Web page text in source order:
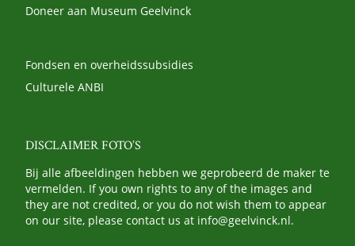
Doneer aan Museum Geelvinck
Fondsen en overheidssubsidies
Culturele ANBI
DISCLAIMER FOTO’S
Bij alle afbeeldingen hebben we geprobeerd de maker te
vermelden. If you own rights to any of the images and
they are not credited, or you do not wish them to appear
on our site, please contact us at info@geelvinck.nl.